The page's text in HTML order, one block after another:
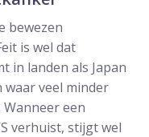
bewezen
is wel dat
in landen als Japan
waar veel minder
een
verhuist, stijgt wel